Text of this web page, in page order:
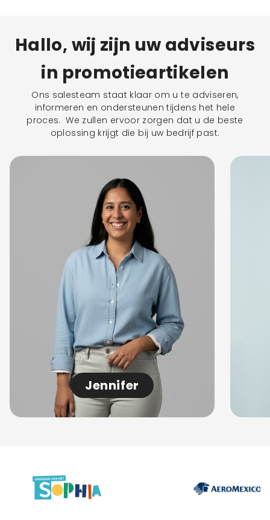
Hallo, wij zijn uw adviseurs
in promotieartikelen
Ons salesteam staat klaar om u te adviseren,
informeren en ondersteunen tijdens het hele
proces. We zullen ervoor zorgen dat u de beste
oplossing krijgt die bij uw bedrijf past.
Jennifer